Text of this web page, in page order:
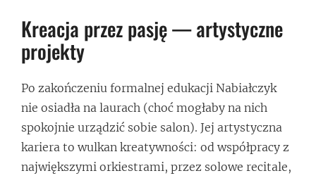
Kreacja przez pasję — artystyczne
projekty
Po zakończeniu formalnej edukacji Nabiałczyk
nie osiadła na laurach (choć mogłaby na nich
spokojnie urządzić sobie salon). Jej artystyczna
kariera to wulkan kreatywności: od współpracy z
największymi orkiestrami, przez solowe recitale,